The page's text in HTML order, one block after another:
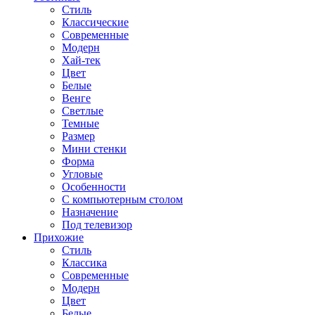
Стиль
Классические
Современные
Модерн
Хай-тек
Цвет
Белые
Венге
Светлые
Темные
Размер
Мини стенки
Форма
Угловые
Особенности
С компьютерным столом
Назначение
Под телевизор
Прихожие
Стиль
Классика
Современные
Модерн
Цвет